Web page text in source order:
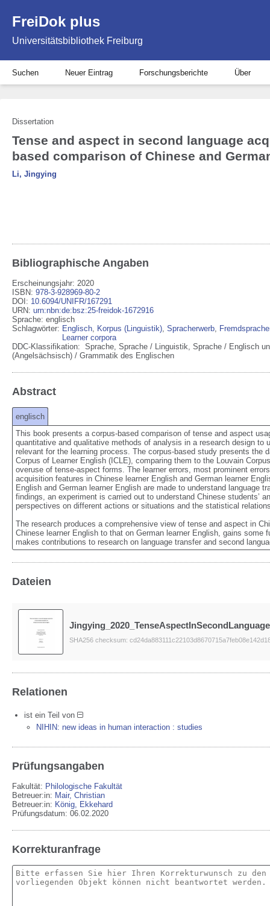
FreiDok plus
Universitätsbibliothek Freiburg
Suchen Neuer Eintrag Forschungsberichte Über
Dissertation
Tense and aspect in second language
based comparison of Chinese and
Li, Jingying
Bibliographische Angaben
Erscheinungsjahr: 2020
ISBN: 978-3-928969-80-2
DOI : 10.6094/UNIFR/167291
URN: urn:nbn:de:bsz:25-freidok-1672916
Sprache: englisch
Schlagwörter: Englisch, Korpus (Linguistik), Spracherwerb,
Learner corpora
DDC-Klassifikation: Sprache, Sprache / Linguistik, Sprache / Englisch
(Angelsächsisch) / Grammatik des Englischen
Abstract
englisch
This book presents a corpus-based comparison of tense and aspect
quantitative and qualitative methods of analysis in a research design
relevant for the learning process. The corpus-based study presents the
Corpus of Learner English (ICLE), comparing them to the Louvain
overuse of tense-aspect forms. The learner errors, most prominent
acquisition features in Chinese learner English and German learner
English and German learner English are made to understand language
findings, an experiment is carried out to understand Chinese students’
perspectives on different actions or situations and the statistical
The research produces a comprehensive view of tense and aspect in
Chinese learner English to that on German learner English, gains
makes contributions to research on language transfer and second
Dateien
SHA256 checksum:
Relationen
ist ein Teil von
NIHIN: new ideas in human interaction : studies
Prüfungsangaben
Fakultät: Philologische Fakultät
Betreuer:in: Mair, Christian
Betreuer:in: König, Ekkehard
Prüfungsdatum: 06.02.2020
Korrekturanfrage